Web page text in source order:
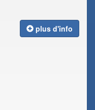
plus d'info